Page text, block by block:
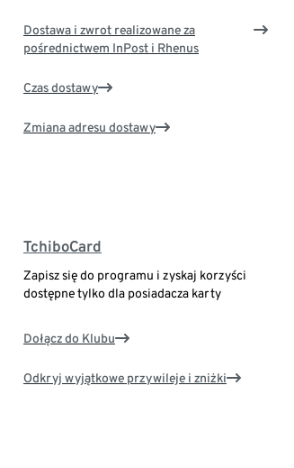
Dostawa i zwrot realizowane za
pośrednictwem InPost i Rhenus
Czas dostawy
Zmiana adresu dostawy
TchiboCard
Zapisz się do programu i zyskaj korzyści
dostępne tylko dla posiadacza karty
Dołącz do Klubu
Odkryj wyjątkowe przywileje i zniżki